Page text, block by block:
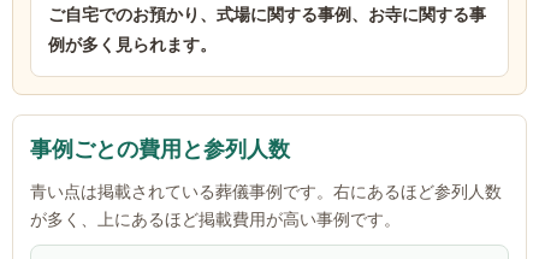
ご自宅でのお預かり、式場に関する事例、お寺に関する事
例が多く見られます。
事例ごとの費用と参列人数
青い点は掲載されている葬儀事例です。右にあるほど参列人数
が多く、上にあるほど掲載費用が高い事例です。